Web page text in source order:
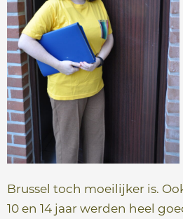
Brussel toch moeilijker is.
10 en 14 jaar werden heel